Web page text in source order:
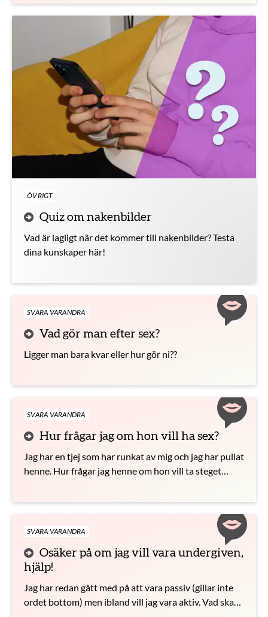
ÖVRIGT
Quiz om nakenbilder
Vad är lagligt när det kommer till nakenbilder? Testa
dina kunskaper här!
SVARA VARANDRA
Vad gör man efter sex?
Ligger man bara kvar eller hur gör ni??
SVARA VARANDRA
Hur frågar jag om hon vill ha sex?
Jag har en tjej som har runkat av mig och jag har pullat
henne. Hur frågar jag henne om hon vill ta steget
SVARA VARANDRA
Osäker på om jag vill vara undergiven,
hjälp!
Jag har redan gått med på att vara passiv (gillar inte
ordet bottom) men ibland vill jag vara aktiv. Vad ska